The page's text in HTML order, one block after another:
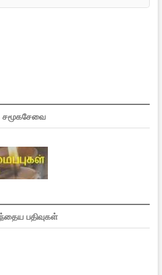
சமூகசேவை
பதிவுகள்